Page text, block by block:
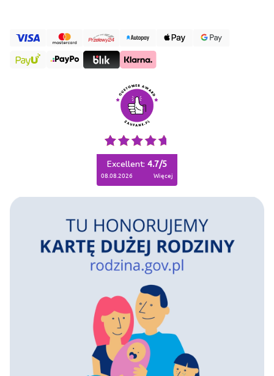
Excellent: 4.7/5
08.08.2026 więcej